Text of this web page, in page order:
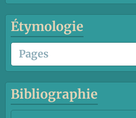
Étymologie
Bibliographie